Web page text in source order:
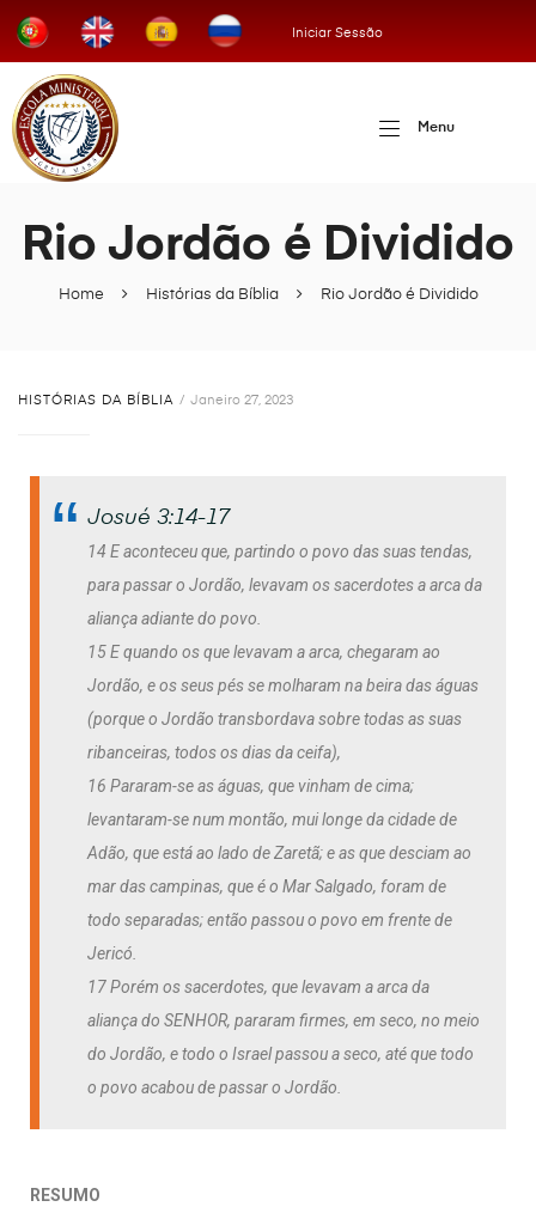
Iniciar Sessão
Menu
Home Histórias da Bíblia Rio Jordão é Dividido
Rio Jordão é Dividido
HISTÓRIAS DA BÍBLIA Janeiro 27, 2023
Josué 3:14-17
14 E aconteceu que, partindo o povo das suas tendas,
para passar o Jordão, levavam os sacerdotes a arca da
aliança adiante do povo.
15 E quando os que levavam a arca, chegaram ao
Jordão, e os seus pés se molharam na beira das águas
(porque o Jordão transbordava sobre todas as suas
ribanceiras, todos os dias da ceifa),
16 Pararam-se as águas, que vinham de cima;
levantaram-se num montão, mui longe da cidade de
Adão, que está ao lado de Zaretã; e as que desciam ao
mar das campinas, que é o Mar Salgado, foram de
todo separadas; então passou o povo em frente de
Jericó.
17 Porém os sacerdotes, que levavam a arca da
aliança do SENHOR, pararam firmes, em seco, no meio
do Jordão, e todo o Israel passou a seco, até que todo
o povo acabou de passar o Jordão.
RESUMO